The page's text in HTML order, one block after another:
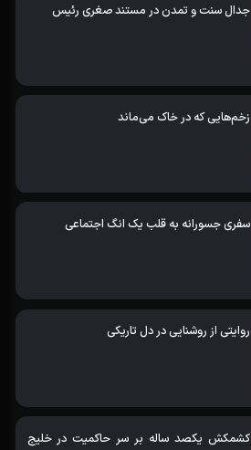
جدال سنت و تمدن در مستند صغری رئیس
زخم‌هایی که در خاک می‌ماند
سفری جسورانه به قلب یک انگ اجتماعی
روایتی از روشنایی در دل تاریکی
کشمکش یکصد ساله بر سر حاکمیت در خلیج